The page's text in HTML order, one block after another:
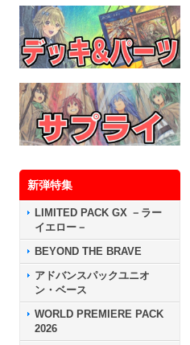
新弾特集
LIMITED PACK GX －ラー
イエロー－
BEYOND THE BRAVE
アドバンスパックユニオ
ン・ベース
WORLD PREMIERE PACK
2026